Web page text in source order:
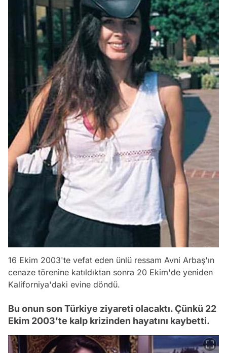
16 Ekim 2003'te vefat eden ünlü ressam Avni Arbaş'ın
cenaze törenine katıldıktan sonra 20 Ekim'de yeniden
Kaliforniya'daki evine döndü.
Bu onun son Türkiye ziyareti olacaktı. Çünkü 22
Ekim 2003'te kalp krizinden hayatını kaybetti.